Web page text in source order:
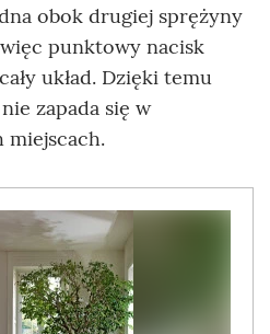
obok drugiej sprężyny
więc punktowy nacisk
układ. Dzięki temu
zapada się w
miejscach.